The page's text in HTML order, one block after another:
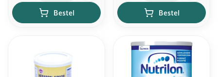
Bestel Bestel